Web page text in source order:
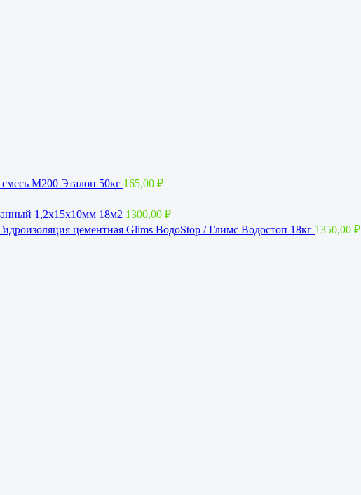
М200 Эталон 50кг 165,00 ₽
1,2x15х10мм 18м2 1300,00 ₽
цементная Glims BoдoStop / Глимс Водостоп 18кг 1350,00 ₽